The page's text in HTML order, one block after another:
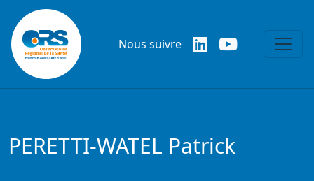
Aller au contenu principal
Nous suivre
PERETTI-WATEL Patrick